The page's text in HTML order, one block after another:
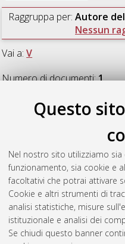
Questo
Nel nostro sito utilizziamo
funzionamento, sia cookie e
facoltativi che potrai attivare
Cookie e altri strumenti di
analisi statistiche, misure
istituzionale e analisi dei
Se chiudi questo banner
Raggruppa per: Autore
Nessun
Vai a:V
Numero di documenti:1.
romagnolo con l'utilizzo di
prodotti e risultati.[Laurea
Corso di Studio in
DM270] , Documento full-
Questa lista e' stata